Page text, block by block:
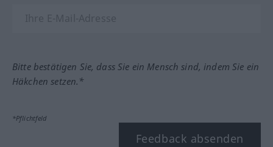
Bitte bestätigen Sie, dass Sie ein Mensch sind, indem Sie ein
Häkchen setzen.*
*Pflichtfeld
Feedback absenden